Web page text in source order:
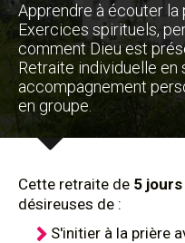
Apprendre à écouter la
Exercices spirituels,
comment Dieu est
Retraite individuelle en
accompagnement
en groupe.
Cette retraite de 5 jours
désireuses de :
S'initier à la prière